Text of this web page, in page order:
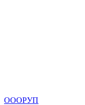
ОООРУП